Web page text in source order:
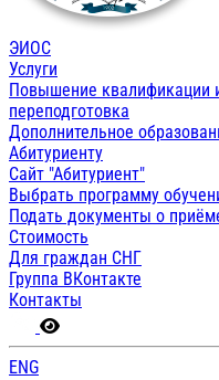
ЭИОС
Услуги
Повышение квалификации
переподготовка
Дополнительное
Абитуриенту
Сайт "Абитуриент"
Выбрать программу
Подать документы о
Стоимость
Для граждан СНГ
Группа ВКонтакте
Контакты
ENG